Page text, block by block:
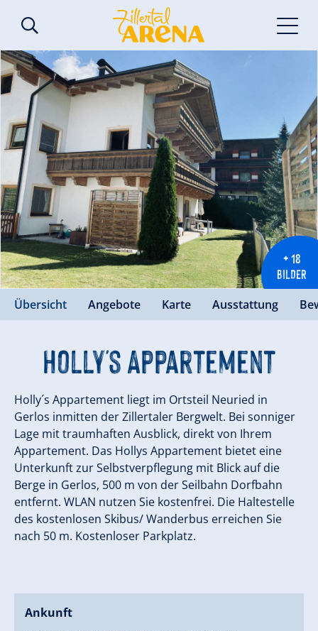
+ 18
BILDER
Übersicht Angebote Karte Ausstattung
Holly's Appartement
Holly´s Appartement liegt im Ortsteil Neuried in
Gerlos inmitten der Zillertaler Bergwelt. Bei sonniger
Lage mit traumhaften Ausblick, direkt von Ihrem
Appartement. Das Hollys Appartement bietet eine
Unterkunft zur Selbstverpflegung mit Blick auf die
Berge in Gerlos, 500 m von der Seilbahn Dorfbahn
entfernt. WLAN nutzen Sie kostenfrei. Die Haltestelle
des kostenlosen Skibus/ Wanderbus erreichen Sie
nach 50 m. Kostenloser Parkplatz.
Ankunft